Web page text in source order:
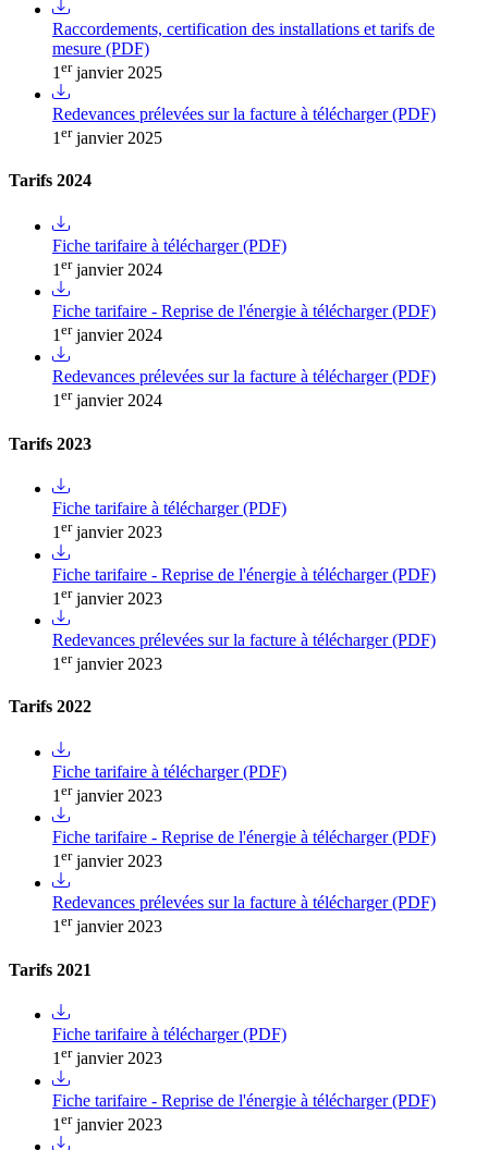
Raccordements, certification des installations et tarifs de
mesure (PDF)
1 erjanvier 2025
Redevances prélevées sur la facture à télécharger (PDF)
1 erjanvier 2025
Tarifs 2024
Fiche tarifaire à télécharger (PDF)
1 erjanvier 2024
Fiche tarifaire - Reprise de l'énergie à télécharger (PDF)
1 erjanvier 2024
Redevances prélevées sur la facture à télécharger (PDF)
1erjanvier 2024
Tarifs 2023
Fiche tarifaire à télécharger (PDF)
1erjanvier 2023
Fiche tarifaire - Reprise de l'énergie à télécharger (PDF)
1 erjanvier 2023
Redevances prélevées sur la facture à télécharger (PDF)
1 erjanvier 2023
Tarifs 2022
Fiche tarifaire à télécharger (PDF)
1 erjanvier 2023
Fiche tarifaire - Reprise de l'énergie à télécharger (PDF)
1 erjanvier 2023
Redevances prélevées sur la facture à télécharger (PDF)
1erjanvier 2023
Tarifs 2021
Fiche tarifaire à télécharger (PDF)
1erjanvier 2023
Fiche tarifaire - Reprise de l'énergie à télécharger (PDF)
1 erjanvier 2023